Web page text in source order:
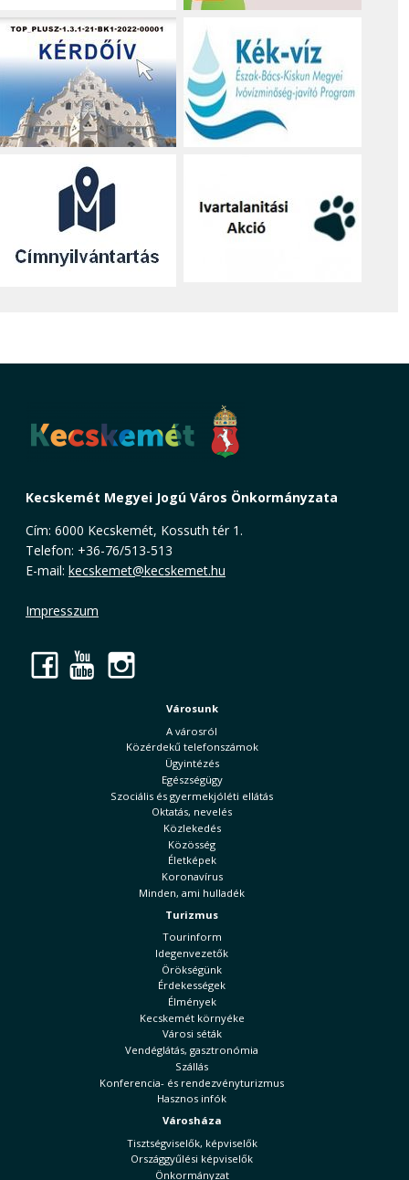
Kecskemét Megyei Jogú Város Önkormányzata
Cím: 6000 Kecskemét, Kossuth tér 1.
Telefon: +36-76/513-513
E-mail: kecskemet@kecskemet.hu
Impresszum
Facebook
YouTube
Városunk
A városról
Közérdekű telefonszámok
Ügyintézés
Egészségügy
Szociális és gyermekjóléti ellátás
Oktatás, nevelés
Közlekedés
Közösség
Életképek
Koronavírus
Minden, ami hulladék
Turizmus
Tourinform
Idegenvezetők
Örökségünk
Érdekességek
Élmények
Kecskemét környéke
Városi séták
Vendéglátás, gasztronómia
Szállás
Konferencia- és rendezvényturizmus
Hasznos infók
Városháza
Tisztségviselők, képviselők
Országgyűlési képviselők
Önkormányzat